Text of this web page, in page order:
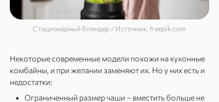
Стационарный блендер / Источник: freepik.com
Некоторые современные модели похожи на кухонные
комбайны, и при желании заменяют их. Но у них есть и
недостатки:
Ограниченный размер чаши – вместить больше не